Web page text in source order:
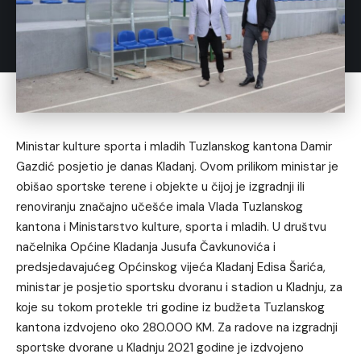
Ministar kulture sporta i mladih Tuzlanskog kantona Damir
Gazdić posjetio je danas Kladanj. Ovom prilikom ministar je
obišao sportske terene i objekte u čijoj je izgradnji ili
renoviranju značajno učešće imala Vlada Tuzlanskog
kantona i Ministarstvo kulture, sporta i mladih. U društvu
načelnika Općine Kladanja Jusufa Čavkunovića i
predsjedavajućeg Općinskog vijeća Kladanj Edisa Šarića,
ministar je posjetio sportsku dvoranu i stadion u Kladnju, za
koje su tokom protekle tri godine iz budžeta Tuzlanskog
kantona izdvojeno oko 280.000 KM. Za radove na izgradnji
sportske dvorane u Kladnju 2021 godine je izdvojeno